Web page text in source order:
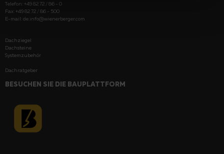
Telefon: +49 82 72 / 86 - 0
Fax: +49 82 72 / 86 - 500
E-mail: de.info@wienerberger.com
Dachziegel
Dachsteine
Systemzubehör
Dachratgeber
BESUCHEN SIE DIE BAUPLATTFORM